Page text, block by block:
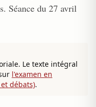
Séance du 27 avril
Le texte intégral
l'examen en
débats).